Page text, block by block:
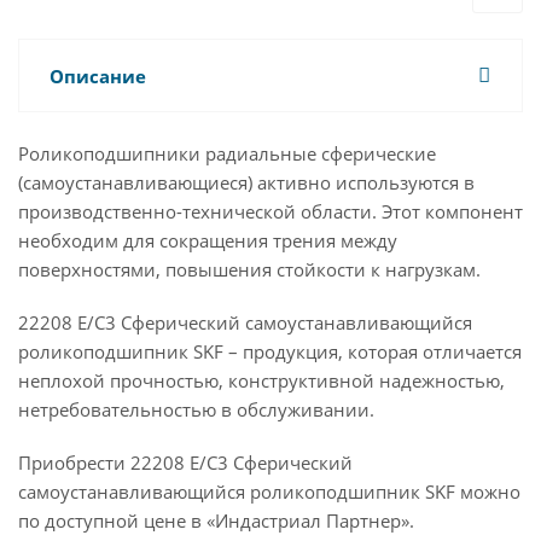
Описание
Роликоподшипники радиальные сферические
(самоустанавливающиеся) активно используются в
производственно-технической области. Этот компонент
необходим для сокращения трения между
поверхностями, повышения стойкости к нагрузкам.
22208 E/C3 Сферический самоустанавливающийся
роликоподшипник SKF – продукция, которая отличается
неплохой прочностью, конструктивной надежностью,
нетребовательностью в обслуживании.
Приобрести 22208 E/C3 Сферический
самоустанавливающийся роликоподшипник SKF можно
по доступной цене в «Индастриал Партнер».